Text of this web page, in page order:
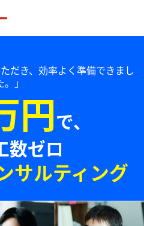
だき、効率よく準備できまし
。」
円で、
数ゼロ
サルティング